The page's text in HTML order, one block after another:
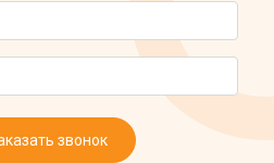
пола, 2026 г.
звонок